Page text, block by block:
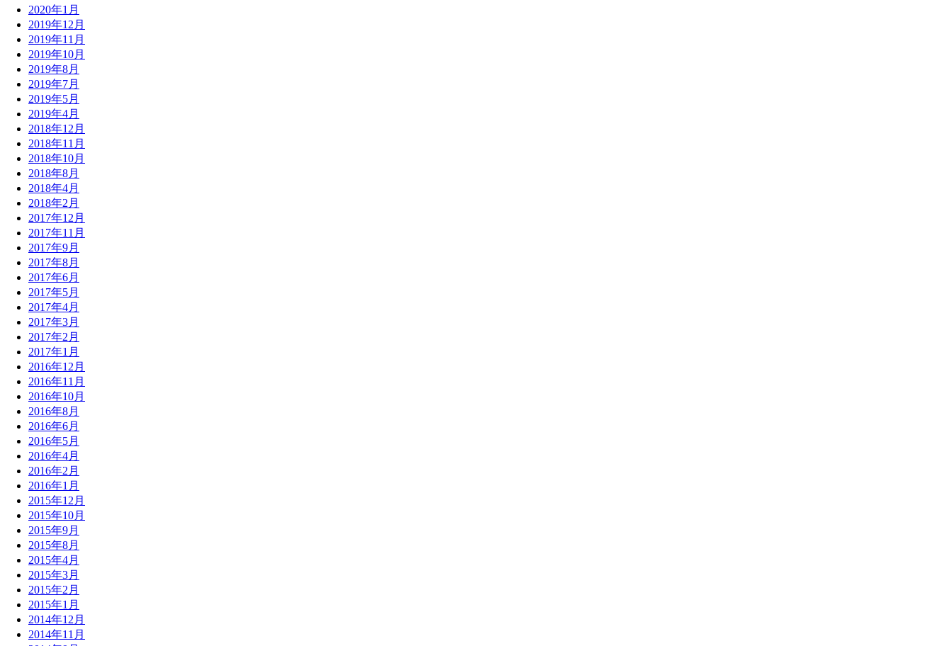
2020年1月
2019年12月
2019年11月
2019年10月
2019年8月
2019年7月
2019年5月
2019年4月
2018年12月
2018年11月
2018年10月
2018年8月
2018年4月
2018年2月
2017年12月
2017年11月
2017年9月
2017年8月
2017年6月
2017年5月
2017年4月
2017年3月
2017年2月
2017年1月
2016年12月
2016年11月
2016年10月
2016年8月
2016年6月
2016年5月
2016年4月
2016年2月
2016年1月
2015年12月
2015年10月
2015年9月
2015年8月
2015年4月
2015年3月
2015年2月
2015年1月
2014年12月
2014年11月